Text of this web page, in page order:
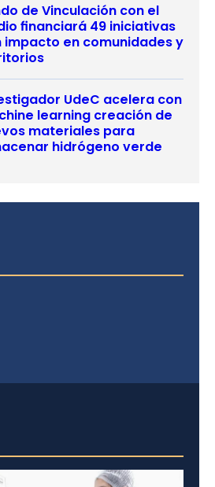
de Vinculación con el
financiará 49 iniciativas
impacto en comunidades y
UdeC acelera con
learning creación de
materiales para
hidrógeno verde